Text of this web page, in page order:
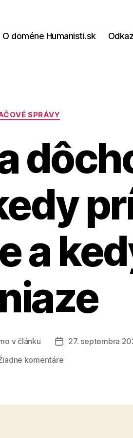
O doméne Humanisti.sk
Kategórie
SPRÁVY
a
v článku
Dátum
27. septembra
komentárena
kedy